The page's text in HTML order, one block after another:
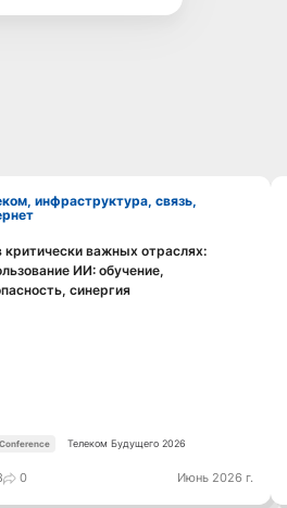
Смотреть видео
критически важных отраслях:
ИИ: обучение,
синергия
Телеком Будущего 2026
0 Июнь 2026 г.